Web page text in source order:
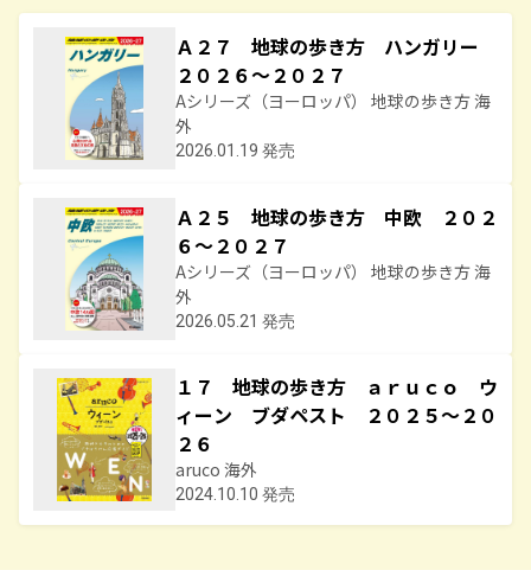
Ａ２７ 地球の歩き方 ハンガリー
２０２６～２０２７
Aシリーズ（ヨーロッパ） 地球の歩き方 海
外
2026.01.19 発売
Ａ２５ 地球の歩き方 中欧 ２０２
６～２０２７
Aシリーズ（ヨーロッパ） 地球の歩き方 海
外
2026.05.21 発売
１７ 地球の歩き方 ａｒｕｃｏ ウ
ィーン ブダペスト ２０２５～２０
２６
aruco 海外
2024.10.10 発売